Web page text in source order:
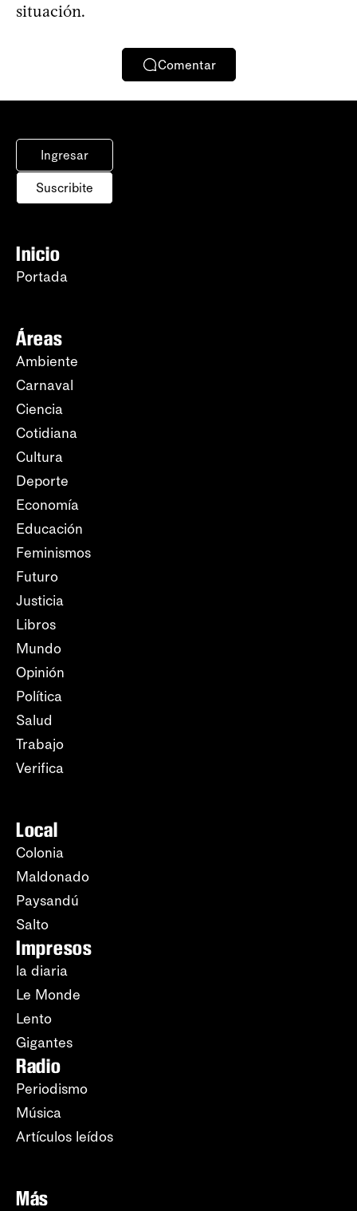
situación.
Comentar
Ingresar
Suscribite
Inicio
Portada
Áreas
Ambiente
Carnaval
Ciencia
Cotidiana
Cultura
Deporte
Economía
Educación
Feminismos
Futuro
Justicia
Libros
Mundo
Opinión
Política
Salud
Trabajo
Verifica
Local
Colonia
Maldonado
Paysandú
Salto
Impresos
la diaria
Le Monde
Lento
Gigantes
Radio
Periodismo
Música
Artículos leídos
Más